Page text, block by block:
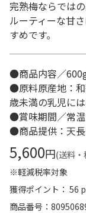
完熟梅ならでは
ルーティーな甘
すめです。
●商品内容／
●原料原産地：
歳未満の乳児に
●賞味期間／常
●商品提供：天
5,600円(送料・
※軽減税率対象
獲得ポイント： 56
商品番号